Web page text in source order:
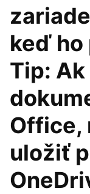
keď
Tip:
Office,
uložiť